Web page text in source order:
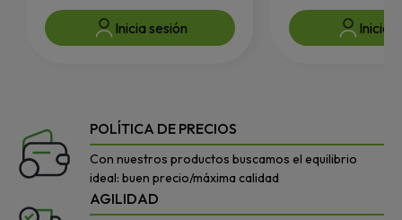
Inicia sesión Inicia
POLÍTICA DE PRECIOS
Con nuestros productos buscamos el equilibrio
ideal: buen precio/máxima calidad
AGILIDAD